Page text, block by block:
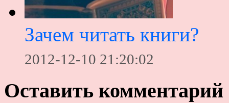
Зачем читать книги?
2012-12-10 21:20:02
Оставить комментарий